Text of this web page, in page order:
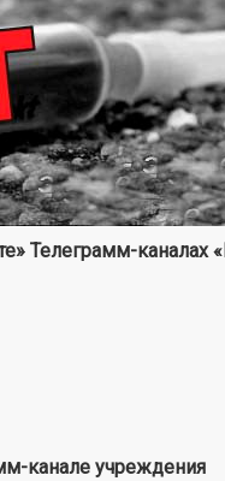
Телеграмм-
канале учреждения